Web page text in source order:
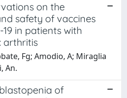
on the
safety of vaccines
in patients with
arthritis
Fg; Amodio, A; Miraglia
An.
of